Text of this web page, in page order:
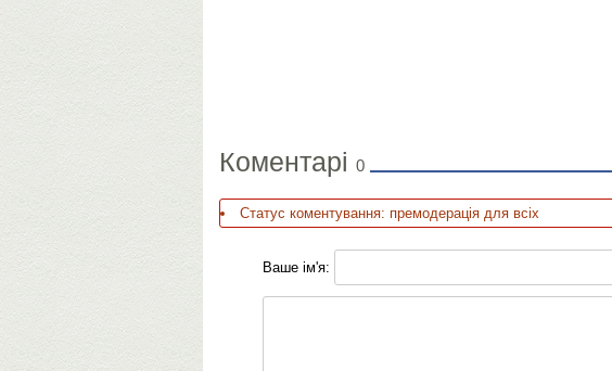
Коментарі 0
Статус коментування: премодерація для всіх
Ваше ім'я: